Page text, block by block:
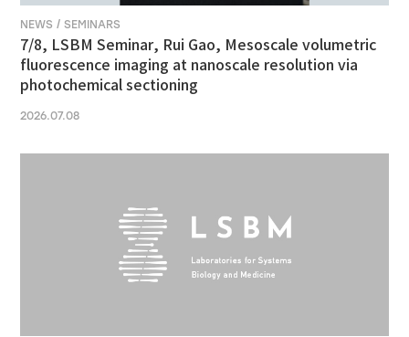
NEWS / SEMINARS
7/8, LSBM Seminar, Rui Gao, Mesoscale volumetric
fluorescence imaging at nanoscale resolution via
photochemical sectioning
2026.07.08